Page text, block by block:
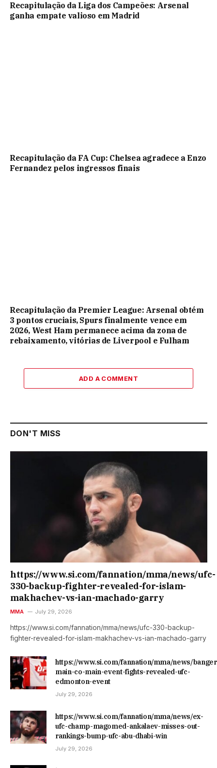
Recapitulação da Liga dos Campeões: Arsenal
ganha empate valioso em Madrid
Recapitulação da FA Cup: Chelsea agradece a Enzo
Fernandez pelos ingressos finais
Recapitulação da Premier League: Arsenal obtém
3 pontos cruciais, Spurs finalmente vence em
2026, West Ham permanece acima da zona de
rebaixamento, vitórias de Liverpool e Fulham
ADD A COMMENT
DON'T MISS
https://www.si.com/fannation/mma/news/ufc-
330-backup-fighter-revealed-for-islam-
makhachev-vs-ian-machado-garry
MMA July 29, 2026
https://www.si.com/fannation/mma/news/ufc-330-backup-
fighter-revealed-for-islam-makhachev-vs-ian-machado-garry
https://www.si.com/fannation/mma/news/
main-co-main-event-fights-revealed-ufc-
edmonton-event
July 29, 2026
https://www.si.com/fannation/mma/news/ex-
ufc-champ-magomed-ankalaev-misses-out-
rankings-bump-ufc-abu-dhabi-win
July 29, 2026